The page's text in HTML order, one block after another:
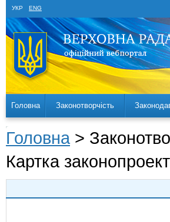
УКР ENG
Головна Законотворчість
Головна >
Картка